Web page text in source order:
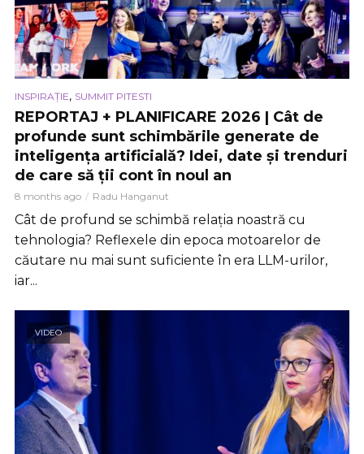
INSPIRAȚIE, SUMMIT PITESTI
REPORTAJ + PLANIFICARE 2026 | Cât de
profunde sunt schimbările generate de
inteligența artificială? Idei, date și trenduri
de care să ții cont în noul an
8 months ago Radu Hanganut
Cât de profund se schimbă relația noastră cu
tehnologia? Reflexele din epoca motoarelor de
căutare nu mai sunt suficiente în era LLM-urilor,
iar...
VIDEO